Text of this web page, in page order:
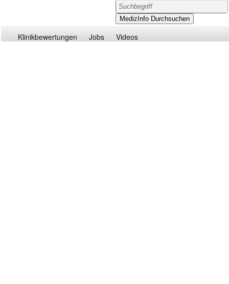
Klinikbewertungen Jobs Videos